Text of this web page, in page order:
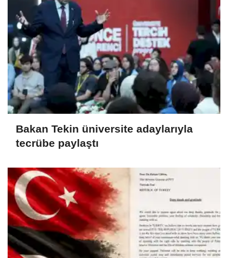
Bakan Tekin üniversite adaylarıyla
tecrübe paylaştı